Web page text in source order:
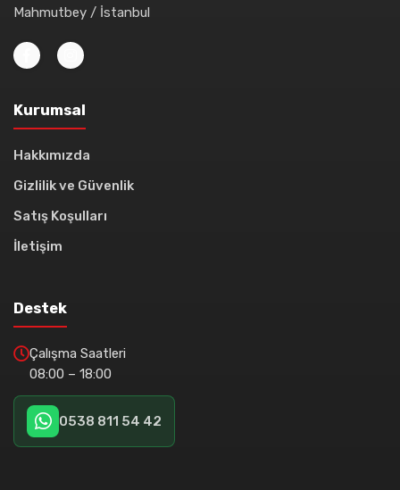
Mahmutbey / İstanbul
Kurumsal
Hakkımızda
Gizlilik ve Güvenlik
Satış Koşulları
İletişim
Destek
Çalışma Saatleri
08:00 – 18:00
0538 811 54 42